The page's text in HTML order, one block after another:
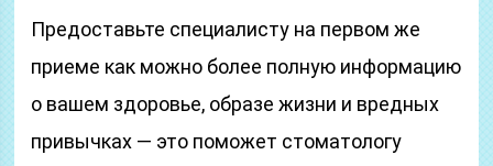
Предоставьте специалисту на первом же
приеме как можно более полную информацию
о вашем здоровье, образе жизни и вредных
привычках — это поможет стоматологу